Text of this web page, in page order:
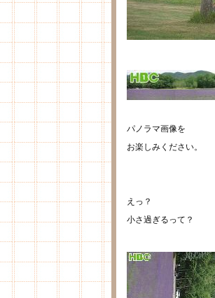
パノラマ画像を
お楽しみください。
えっ？
小さ過ぎるって？